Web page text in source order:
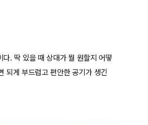
. 딱 있을 때 상대가 뭘 원할지 어떻
되게 부드럽고 편안한 공기가 생긴